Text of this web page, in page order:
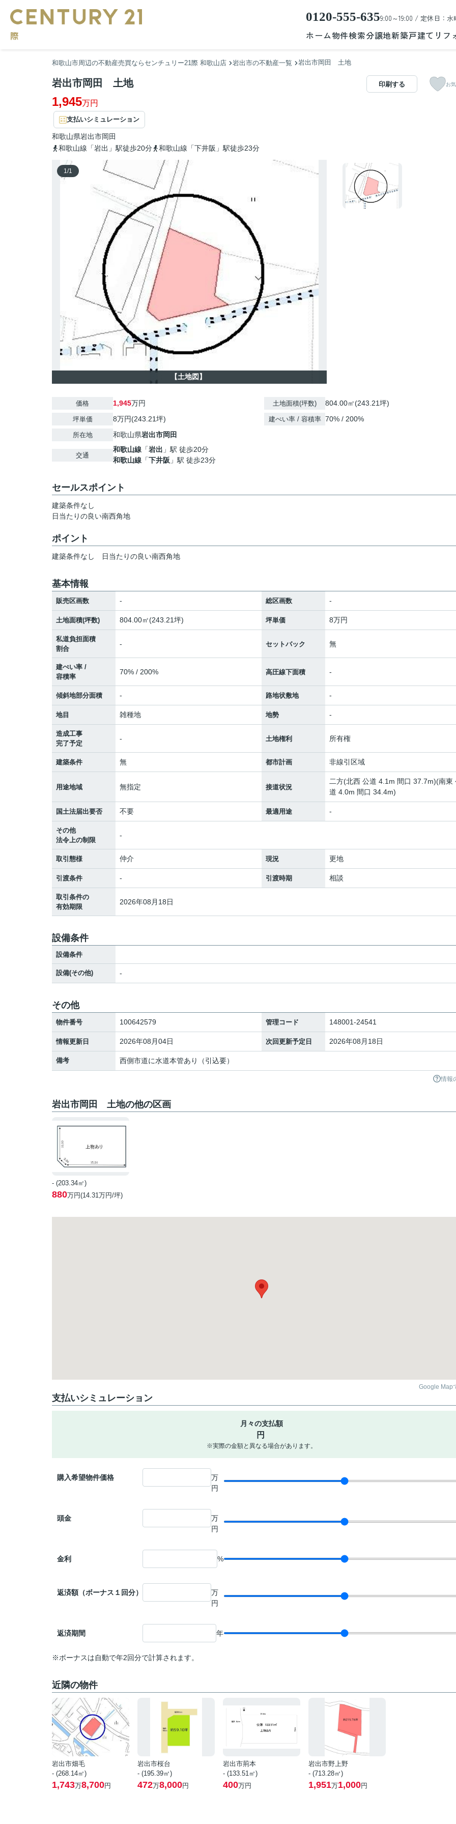
0120-555-6359:00～19:00 / 定休日：水
ホーム物件検索分譲地新築戸建て リフ
和歌山市周辺の不動産売買ならセンチュリー21際 和歌山店 岩出市の不動産一覧 岩出市岡田 土地
岩出市岡田 土地
1,945万円
支払いシミュレーション
和歌山県岩出市岡田
和歌山線「岩出」駅徒歩20分
和歌山線「下井阪」駅徒歩23分
印刷する お
1/1
【土地図】
価格 1,945万円
坪単価 8万円(243.21坪)
所在地 和歌山県岩出市岡田
交通
和歌山線 「岩出 」駅 徒歩20分
和歌山線 「下井阪 」駅 徒歩23分
土地面積(坪数) 804.00㎡(243.21坪)
建ぺい率 / 容積率 70% / 200%
セールスポイント
建築条件なし
日当たりの良い南西角地
ポイント
建築条件なし 日当たりの良い南西角地
基本情報
販売区画数 - 総区画数 -
土地面積(坪数) 804.00㎡(243.21坪) 坪単価 8万円
私道負担面積
割合
- セットバック 無
建ぺい率 /
容積率
70% / 200% 高圧線下面積 -
傾斜地部分面積 - 路地状敷地 -
地目 雑種地 地勢 -
造成工事
完了予定
- 土地権利 所有権
建築条件 無 都市計画 非線引区域
用途地域 無指定 接道状況
二方(北西 公道 4.1m 間口 37.7m)(南東
道 4.0m 間口 34.4m)
国土法届出要否 不要 最適用途 -
その他
法令上の制限
-
取引態様 仲介 現況 更地
引渡条件 - 引渡時期 相談
取引条件の
有効期限
2026年08月18日
設備条件
設備条件
設備(その他) -
その他
物件番号 100642579 管理コード 148001-24541
情報更新日 2026年08月04日 次回更新予定日 2026年08月18日
備考 西側市道に水道本管あり（引込要）
情報
岩出市岡田 土地の他の区画
- (203.34㎡)
880万円(14.31万円/坪)
Google Map
支払いシミュレーション
月々の支払額
円
※実際の金額と異なる場合があります。
購入希望物件価格
万
円
頭金
万
円
金利 %
返済額（ボーナス１回分）
万
円
返済期間 年
※ボーナスは自動で年2回分で計算されます。
近隣の物件
岩出市畑毛
- (268.14㎡)
1,743万8,700円
岩出市桜台
- (195.39㎡)
472万8,000円
岩出市荊本
- (133.51㎡)
400万円
岩出市野上野
- (713.28㎡)
1,951万1,000円